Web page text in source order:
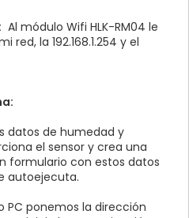
han sido introducidos
<br>
align='center'>
Al módulo Wifi HLK-RM04 le
red, la 192.168.1.254 y el
datos de humedad y
el sensor y crea una
formulario con estos datos
autoejecuta.
PC ponemos la dirección